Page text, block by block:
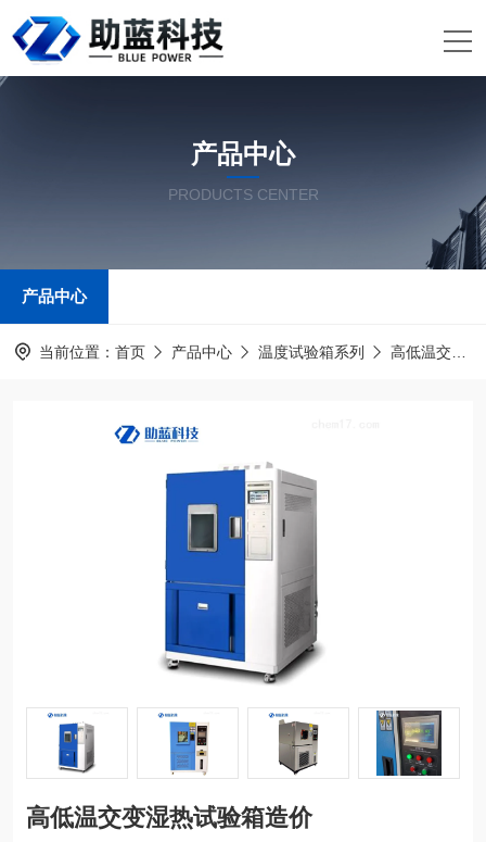
产品中心
PRODUCTS CENTER
产品中心
当前位置： 首页 产品中心 温度试验箱系列 高低温交变湿热试验箱
高低温交变湿热试验箱造价